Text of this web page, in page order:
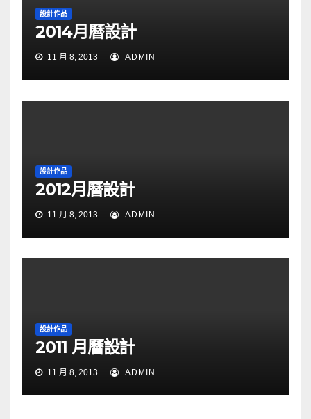
設計作品
2014月曆設計
11 月 8, 2013 ADMIN
設計作品
2012月曆設計
11 月 8, 2013 ADMIN
設計作品
2011 月曆設計
11 月 8, 2013 ADMIN